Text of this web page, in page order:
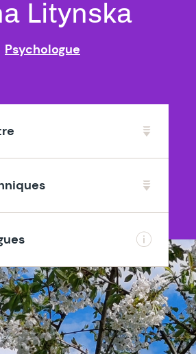
Litynska
Psychologue